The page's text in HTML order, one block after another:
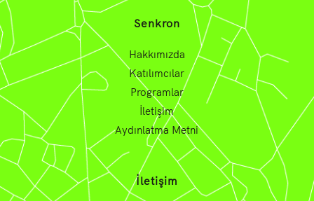
Senkron
Hakkımızda
Katılımcılar
Programlar
İletişim
Aydınlatma Metni
İletişim